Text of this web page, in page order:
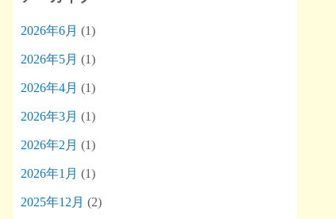
2026年6月 (1)
2026年5月 (1)
2026年4月 (1)
2026年3月 (1)
2026年2月 (1)
2026年1月 (1)
2025年12月 (2)